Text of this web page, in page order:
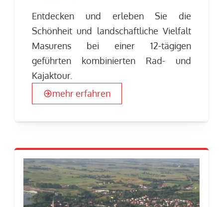
Entdecken und erleben Sie die
Schönheit und landschaftliche Vielfalt
Masurens bei einer 12-tägigen
geführten kombinierten Rad- und
Kajaktour.
mehr erfahren